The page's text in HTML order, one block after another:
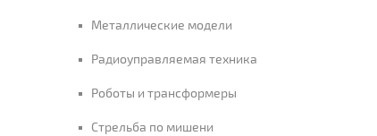
Металлические модели
Радиоуправляемая техника
Роботы и трансформеры
Стрельба по мишени